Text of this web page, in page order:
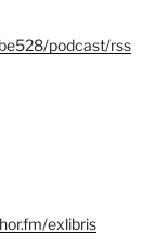
podcast/rss
exlibris